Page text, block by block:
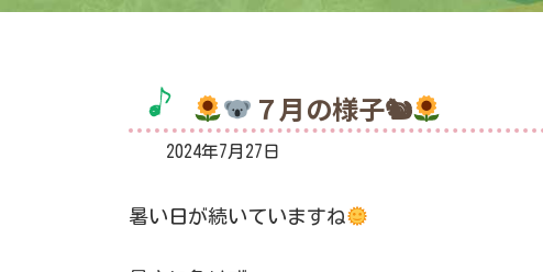
７月の様子🐿
2024年7月27日
暑い日が続いていますね